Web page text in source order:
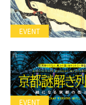
EVENT
EVENT